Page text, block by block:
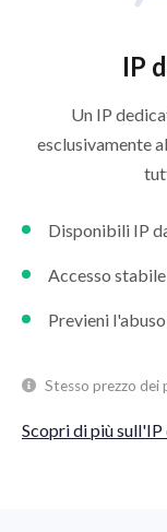
IP
Un IP
esclusivamente
Disponibili IP
Accesso
Previeni
Stesso prezzo dei
Scopri di più